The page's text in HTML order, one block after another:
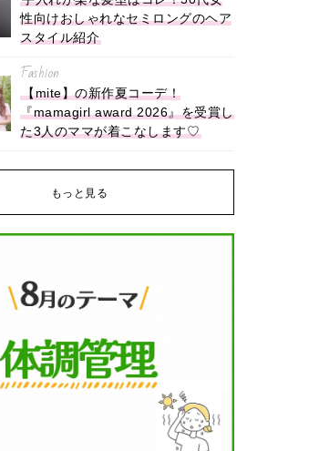
性向けおしゃれなセミロングのヘア
スタイル紹介
Fashion
【mite】の新作夏コーデ！
『mamagirl award 2026』を受賞し
た3人のママが着こなします♡
もっと見る